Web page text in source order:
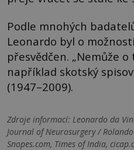
Podle mnohých
Leonardo byl o
přesvědčen. „Nemůže
například skotský
(1947–2009).
Zdroje informací: Leonardo da
Journal of Neurosurgery /
Snopes.com, Times of India,